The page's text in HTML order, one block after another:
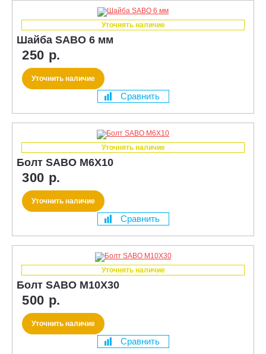
Уточнять наличие
Шайба SABO 6 мм
250 р.
Уточнить наличие
Сравнить
Уточнять наличие
Болт SABO M6X10
300 р.
Уточнить наличие
Сравнить
Уточнять наличие
Болт SABO M10X30
500 р.
Уточнить наличие
Сравнить